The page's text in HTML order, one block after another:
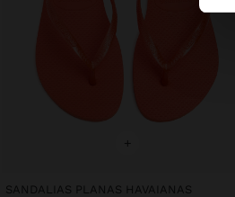
+
SANDALIAS PLANAS HAVAIANAS